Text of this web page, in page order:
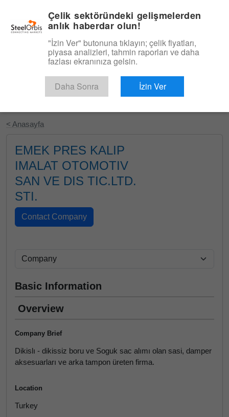
Ücretsiz Deneyin
< Anasayfa
EMEK PRES KALIP
IMALAT OTOMOTIV
SAN VE DIS TIC.LTD.
STI.
Basic Information
Overview
Company Brief
Dikislı - dikissiz boru ve Soguk sac alımı olan sasi, damper
aksesuarları ve arka tampon üreten firma.
Location
Turkey
Çelik sektöründeki gelişmelerden
anlık haberdar olun!
"İzin Ver" butonuna tıklayın; çelik fiyatları,
piyasa analizleri, tahmin raporları ve daha
fazlası ekranınıza gelsin.
Daha Sonra İzin Ver